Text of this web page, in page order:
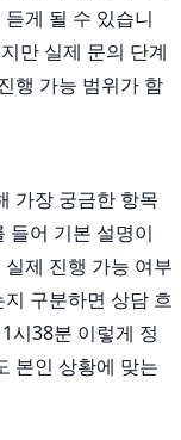
게 될 수 있습니
만 실제 문의 단계
행 가능 범위가 함
가장 궁금한 항목
들어 기본 설명이
제 진행 가능 여부
구분하면 상담 흐
시38분 이렇게 정
본인 상황에 맞는